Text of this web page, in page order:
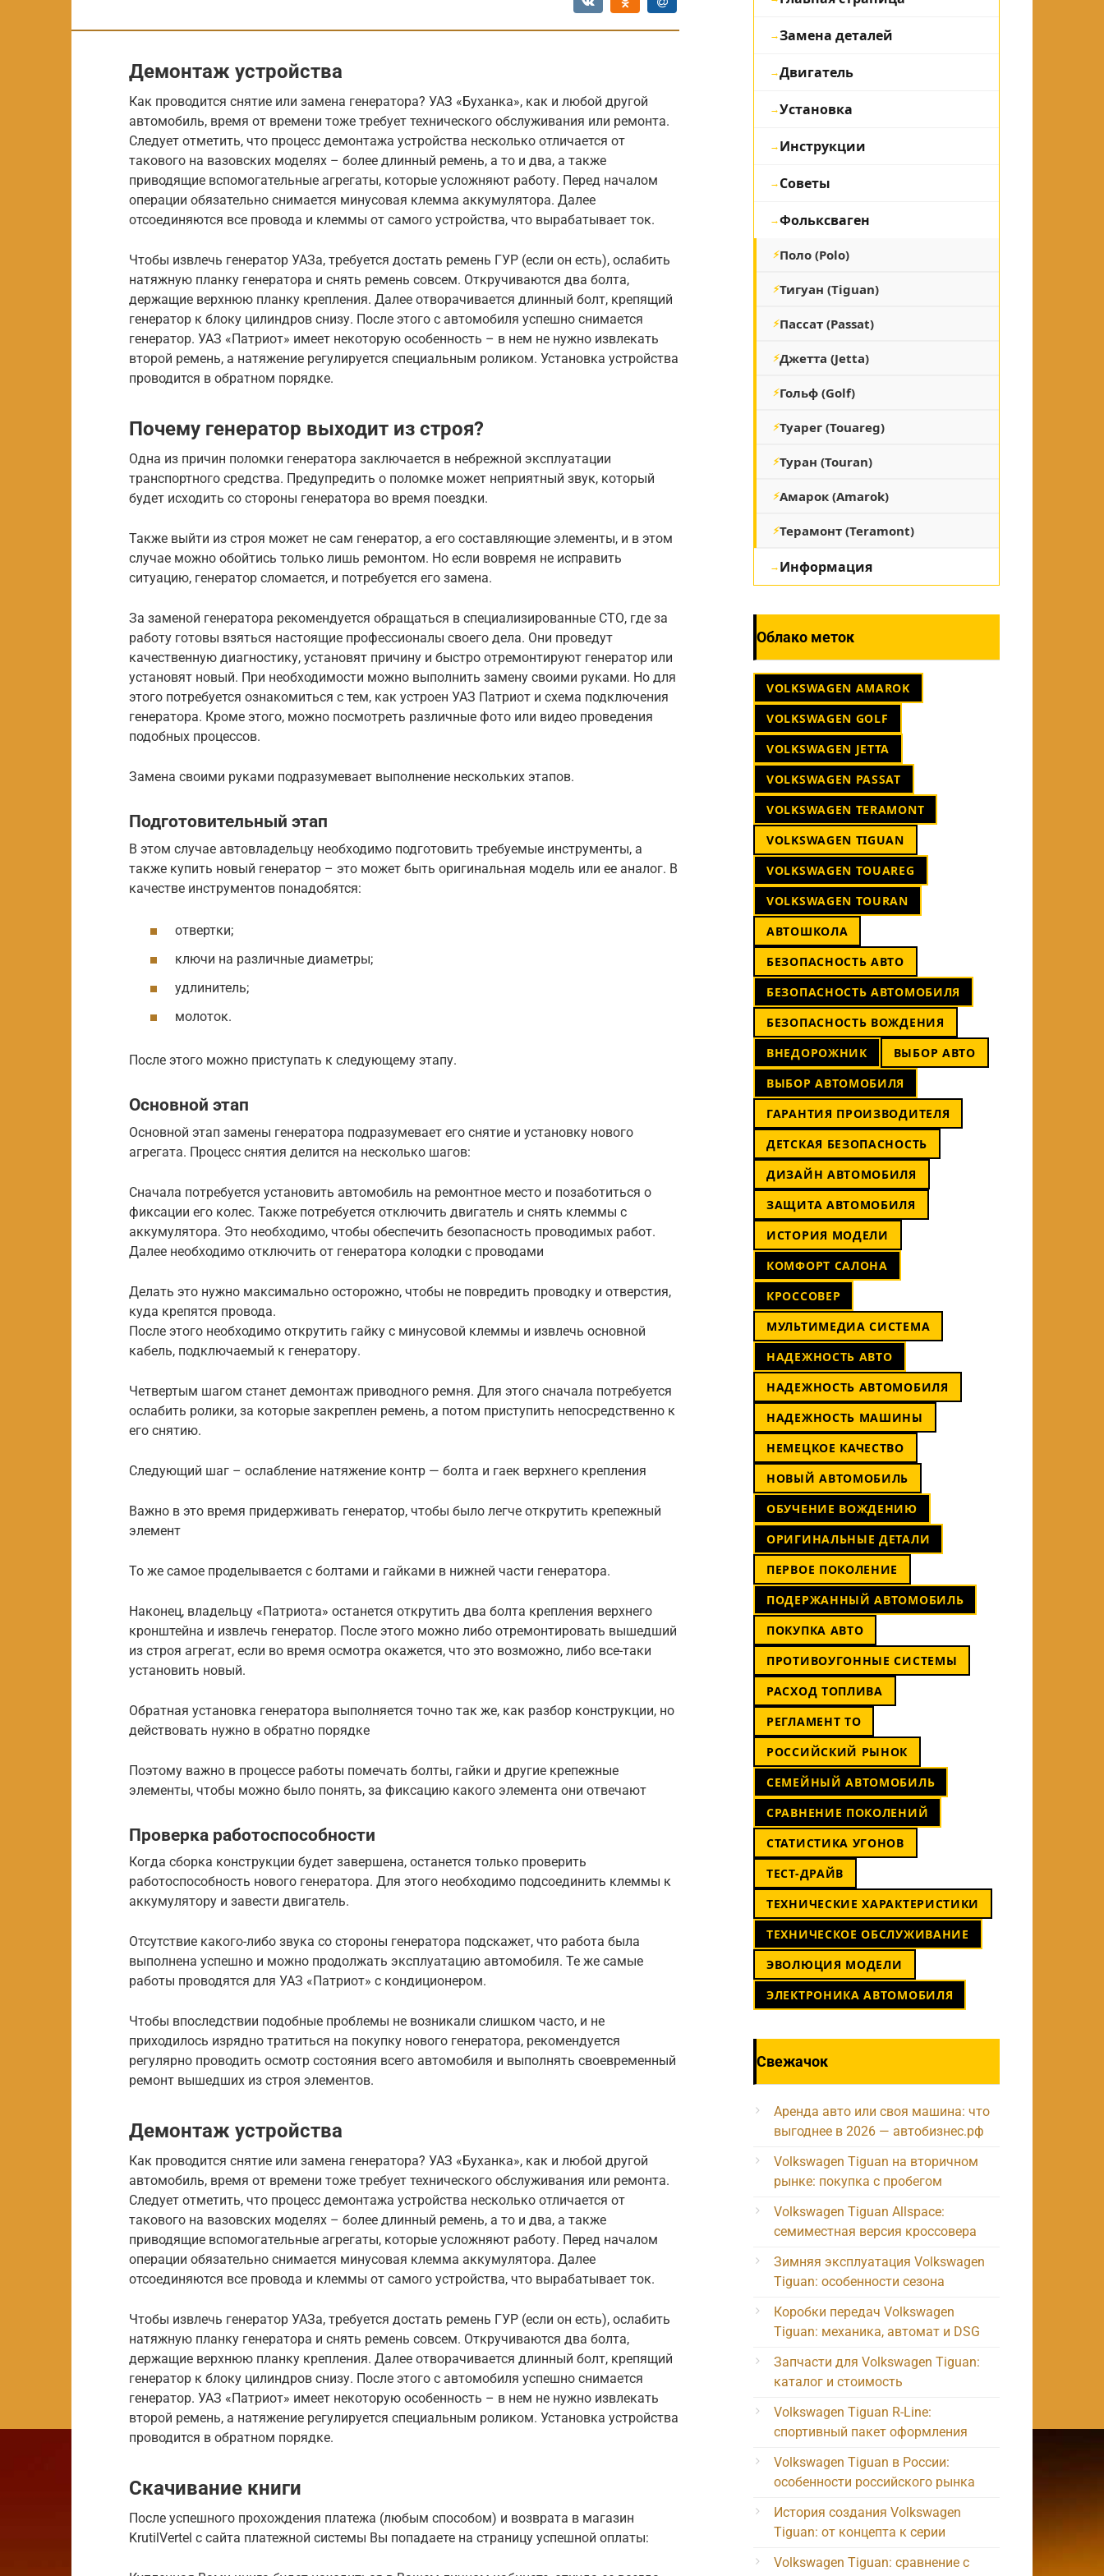
Демонтаж устройства
Как проводится снятие или замена генератора? УАЗ «Буханка», как и любой другой
автомобиль, время от времени тоже требует технического обслуживания или ремонта.
Следует отметить, что процесс демонтажа устройства несколько отличается от
такового на вазовских моделях – более длинный ремень, а то и два, а также
приводящие вспомогательные агрегаты, которые усложняют работу. Перед началом
операции обязательно снимается минусовая клемма аккумулятора. Далее
отсоединяются все провода и клеммы от самого устройства, что вырабатывает ток.
Чтобы извлечь генератор УАЗа, требуется достать ремень ГУР (если он есть), ослабить
натяжную планку генератора и снять ремень совсем. Откручиваются два болта,
держащие верхнюю планку крепления. Далее отворачивается длинный болт, крепящий
генератор к блоку цилиндров снизу. После этого с автомобиля успешно снимается
генератор. УАЗ «Патриот» имеет некоторую особенность – в нем не нужно извлекать
второй ремень, а натяжение регулируется специальным роликом. Установка устройства
проводится в обратном порядке.
Почему генератор выходит из строя?
Одна из причин поломки генератора заключается в небрежной эксплуатации
транспортного средства. Предупредить о поломке может неприятный звук, который
будет исходить со стороны генератора во время поездки.
Также выйти из строя может не сам генератор, а его составляющие элементы, и в этом
случае можно обойтись только лишь ремонтом. Но если вовремя не исправить
ситуацию, генератор сломается, и потребуется его замена.
За заменой генератора рекомендуется обращаться в специализированные СТО, где за
работу готовы взяться настоящие профессионалы своего дела. Они проведут
качественную диагностику, установят причину и быстро отремонтируют генератор или
установят новый. При необходимости можно выполнить замену своими руками. Но для
этого потребуется ознакомиться с тем, как устроен УАЗ Патриот и схема подключения
генератора. Кроме этого, можно посмотреть различные фото или видео проведения
подобных процессов.
Замена своими руками подразумевает выполнение нескольких этапов.
Подготовительный этап
В этом случае автовладельцу необходимо подготовить требуемые инструменты, а
также купить новый генератор – это может быть оригинальная модель или ее аналог. В
качестве инструментов понадобятся:
отвертки;
ключи на различные диаметры;
удлинитель;
молоток.
После этого можно приступать к следующему этапу.
Основной этап
Основной этап замены генератора подразумевает его снятие и установку нового
агрегата. Процесс снятия делится на несколько шагов:
Сначала потребуется установить автомобиль на ремонтное место и позаботиться о
фиксации его колес. Также потребуется отключить двигатель и снять клеммы с
аккумулятора. Это необходимо, чтобы обеспечить безопасность проводимых работ.
Далее необходимо отключить от генератора колодки с проводами
Делать это нужно максимально осторожно, чтобы не повредить проводку и отверстия,
куда крепятся провода.
После этого необходимо открутить гайку с минусовой клеммы и извлечь основной
кабель, подключаемый к генератору.
Четвертым шагом станет демонтаж приводного ремня. Для этого сначала потребуется
ослабить ролики, за которые закреплен ремень, а потом приступить непосредственно к
его снятию.
Следующий шаг – ослабление натяжение контр — болта и гаек верхнего крепления
Важно в это время придерживать генератор, чтобы было легче открутить крепежный
элемент
То же самое проделывается с болтами и гайками в нижней части генератора.
Наконец, владельцу «Патриота» останется открутить два болта крепления верхнего
кронштейна и извлечь генератор. После этого можно либо отремонтировать вышедший
из строя агрегат, если во время осмотра окажется, что это возможно, либо все-таки
установить новый.
Обратная установка генератора выполняется точно так же, как разбор конструкции, но
действовать нужно в обратно порядке
Поэтому важно в процессе работы помечать болты, гайки и другие крепежные
элементы, чтобы можно было понять, за фиксацию какого элемента они отвечают
Проверка работоспособности
Когда сборка конструкции будет завершена, останется только проверить
работоспособность нового генератора. Для этого необходимо подсоединить клеммы к
аккумулятору и завести двигатель.
Отсутствие какого-либо звука со стороны генератора подскажет, что работа была
выполнена успешно и можно продолжать эксплуатацию автомобиля. Те же самые
работы проводятся для УАЗ «Патриот» с кондиционером.
Чтобы впоследствии подобные проблемы не возникали слишком часто, и не
приходилось изрядно тратиться на покупку нового генератора, рекомендуется
регулярно проводить осмотр состояния всего автомобиля и выполнять своевременный
ремонт вышедших из строя элементов.
Демонтаж устройства
Как проводится снятие или замена генератора? УАЗ «Буханка», как и любой другой
автомобиль, время от времени тоже требует технического обслуживания или ремонта.
Следует отметить, что процесс демонтажа устройства несколько отличается от
такового на вазовских моделях – более длинный ремень, а то и два, а также
приводящие вспомогательные агрегаты, которые усложняют работу. Перед началом
операции обязательно снимается минусовая клемма аккумулятора. Далее
отсоединяются все провода и клеммы от самого устройства, что вырабатывает ток.
Чтобы извлечь генератор УАЗа, требуется достать ремень ГУР (если он есть), ослабить
натяжную планку генератора и снять ремень совсем. Откручиваются два болта,
держащие верхнюю планку крепления. Далее отворачивается длинный болт, крепящий
генератор к блоку цилиндров снизу. После этого с автомобиля успешно снимается
генератор. УАЗ «Патриот» имеет некоторую особенность – в нем не нужно извлекать
второй ремень, а натяжение регулируется специальным роликом. Установка устройства
проводится в обратном порядке.
Скачивание книги
После успешного прохождения платежа (любым способом) и возврата в магазин
KrutilVertel с сайта платежной системы Вы попадаете на страницу успешной оплаты:
Замена деталей
Двигатель
Установка
Инструкции
Советы
Фольксваген
Поло (Polo)
Тигуан (Tiguan)
Пассат (Passat)
Джетта (Jetta)
Гольф (Golf)
Туарег (Touareg)
Туран (Touran)
Амарок (Amarok)
Терамонт (Teramont)
Информация
Облако меток
VOLKSWAGEN AMAROK
VOLKSWAGEN GOLF
VOLKSWAGEN JETTA
VOLKSWAGEN PASSAT
VOLKSWAGEN TERAMONT
VOLKSWAGEN TIGUAN
VOLKSWAGEN TOUAREG
VOLKSWAGEN TOURAN
АВТОШКОЛА
БЕЗОПАСНОСТЬ АВТО
БЕЗОПАСНОСТЬ АВТОМОБИЛЯ
БЕЗОПАСНОСТЬ ВОЖДЕНИЯ
ВНЕДОРОЖНИК
ВЫБОР АВТО
ВЫБОР АВТОМОБИЛЯ
ГАРАНТИЯ ПРОИЗВОДИТЕЛЯ
ДЕТСКАЯ БЕЗОПАСНОСТЬ
ДИЗАЙН АВТОМОБИЛЯ
ЗАЩИТА АВТОМОБИЛЯ
ИСТОРИЯ МОДЕЛИ
КОМФОРТ САЛОНА
КРОССОВЕР
МУЛЬТИМЕДИА СИСТЕМА
НАДЕЖНОСТЬ АВТО
НАДЕЖНОСТЬ АВТОМОБИЛЯ
НАДЕЖНОСТЬ МАШИНЫ
НЕМЕЦКОЕ КАЧЕСТВО
НОВЫЙ АВТОМОБИЛЬ
ОБУЧЕНИЕ ВОЖДЕНИЮ
ОРИГИНАЛЬНЫЕ ДЕТАЛИ
ПЕРВОЕ ПОКОЛЕНИЕ
ПОДЕРЖАННЫЙ АВТОМОБИЛЬ
ПОКУПКА АВТО
ПРОТИВОУГОННЫЕ СИСТЕМЫ
РАСХОД ТОПЛИВА
РЕГЛАМЕНТ ТО
РОССИЙСКИЙ РЫНОК
СЕМЕЙНЫЙ АВТОМОБИЛЬ
СРАВНЕНИЕ ПОКОЛЕНИЙ
СТАТИСТИКА УГОНОВ
ТЕСТ-ДРАЙВ
ТЕХНИЧЕСКИЕ ХАРАКТЕРИСТИКИ
ТЕХНИЧЕСКОЕ ОБСЛУЖИВАНИЕ
ЭВОЛЮЦИЯ МОДЕЛИ
ЭЛЕКТРОНИКА АВТОМОБИЛЯ
Свежачок
Аренда авто или своя машина: что
выгоднее в 2026 — автобизнес.рф
Volkswagen Tiguan на вторичном
рынке: покупка с пробегом
Volkswagen Tiguan Allspace:
семиместная версия кроссовера
Зимняя эксплуатация Volkswagen
Tiguan: особенности сезона
Коробки передач Volkswagen
Tiguan: механика, автомат и DSG
Запчасти для Volkswagen Tiguan:
каталог и стоимость
Volkswagen Tiguan R-Line:
спортивный пакет оформления
Volkswagen Tiguan в России:
особенности российского рынка
История создания Volkswagen
Tiguan: от концепта к серии
Volkswagen Tiguan: сравнение с